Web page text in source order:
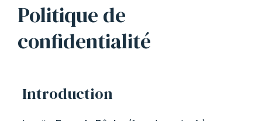
Politique de
confidentialité
Introduction